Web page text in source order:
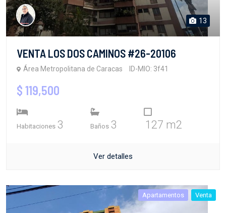
13
VENTA LOS DOS CAMINOS #26-20106
Área Metropolitana de Caracas ID-MIO: 3f41
$ 119,500
Habitaciones 3 Baños 3 127 m2
Ver detalles
Apartamentos Venta